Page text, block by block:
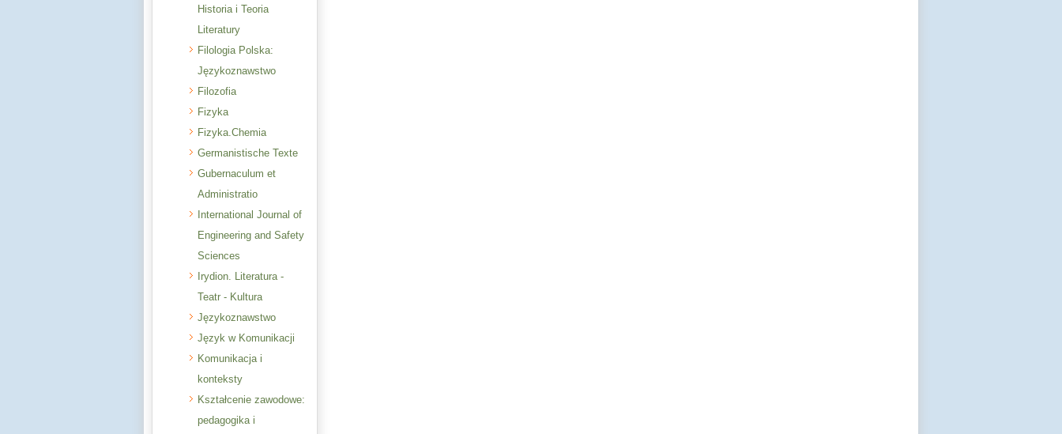
Historia i Teoria
Literatury
Filologia Polska:
Językoznawstwo
Filozofia
Fizyka
Fizyka.Chemia
Germanistische Texte
Gubernaculum et
Administratio
International Journal of
Engineering and Safety
Sciences
Irydion. Literatura -
Teatr - Kultura
Językoznawstwo
Język w Komunikacji
Komunikacja i
konteksty
Kształcenie zawodowe:
pedagogika i